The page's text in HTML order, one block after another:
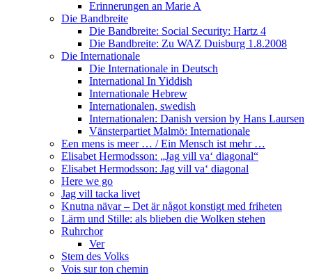
Erinnerungen an Marie A
Die Bandbreite
Die Bandbreite: Social Security: Hartz 4
Die Bandbreite: Zu WAZ Duisburg 1.8.2008
Die Internationale
Die Internationale in Deutsch
International In Yiddish
Internationale Hebrew
Internationalen, swedish
Internationalen: Danish version by Hans Laursen
Vänsterpartiet Malmö: Internationale
Een mens is meer … / Ein Mensch ist mehr …
Elisabet Hermodsson: „Jag vill va‘ diagonal“
Elisabet Hermodsson: Jag vill va‘ diagonal
Here we go
Jag vill tacka livet
Knutna nävar – Det är något konstigt med friheten
Lärm und Stille: als blieben die Wolken stehen
Ruhrchor
Ver
Stem des Volks
Vois sur ton chemin